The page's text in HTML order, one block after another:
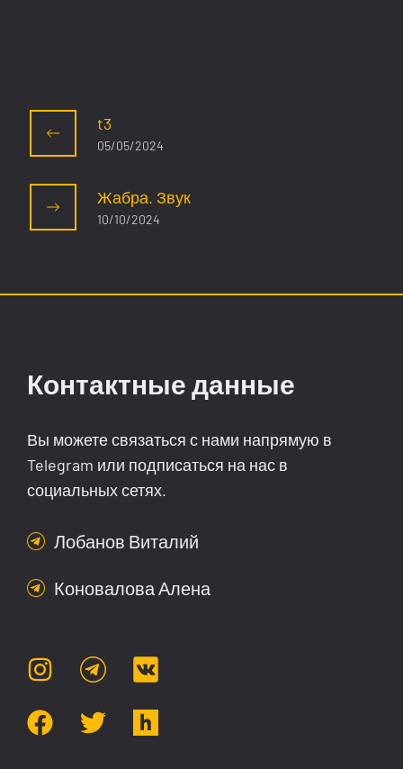
t3
05/05/2024
Жабра. Звук
10/10/2024
Контактные данные
Вы можете связаться с нами напрямую в
Telegram или подписаться на нас в
социальных сетях.
Лобанов Виталий
Коновалова Алена